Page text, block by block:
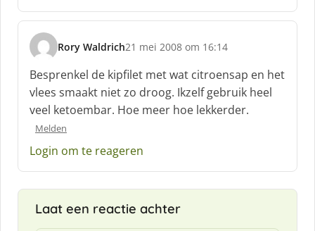
e
f
:
Rory Waldrich
s
c
h
r
e
:
21 mei 2008 om 16:14
Besprenkel de kipfilet met wat citroensap en het
vlees smaakt niet zo droog. Ikzelf gebruik heel
veel ketoembar. Hoe meer hoe lekkerder.
Melden
Login om te reageren
Laat een reactie achter